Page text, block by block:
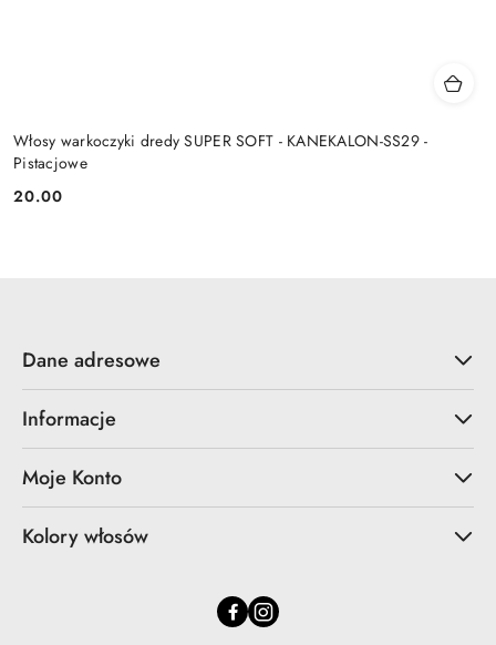
Włosy warkoczyki dredy SUPER SOFT - KANEKALON-SS29 -
Pistacjowe
Cena:
20.00
Dane adresowe
Informacje
Moje Konto
Kolory włosów